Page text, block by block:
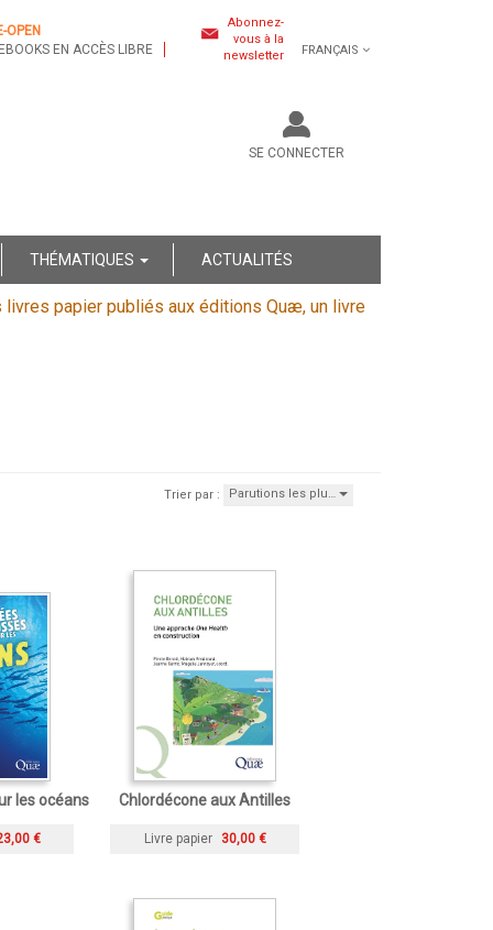
OPEN
EN ACCÈS LIBRE
Abonnez-
vous à la
newsletter
FRANÇAIS
SE CONNECTER
THÉMATIQUES ACTUALITÉS
livres papier publiés aux éditions Quæ, un livre
Trier par : Parutions les plu…
les océans
€
Chlordécone aux Antilles
Livre papier 30,00 €